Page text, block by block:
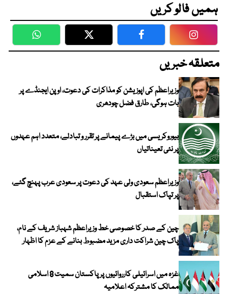
ہمیں فالو کریں
WhatsApp Twitter Facebook
متعلقہ خبریں
وزیراعظم کی اپوزیشن کو مذاکرات کی دعوت، اوپن ایجنڈے پر
بات ہوگی، طارق فضل چودھری
بیوروکریسی میں بڑے پیمانے پر تقرر و تبادلے، متعدد اہم عہدوں
پر نئی تعیناتیاں
وزیراعظم سعودی ولی عہد کی دعوت پر سعودی عرب پہنچ گئے،
پر تپاک استقبال
چین کے صدر کا خصوصی خط وزیراعظم شہباز شریف کے نام،
پاک چین شراکت داری مزید مضبوط بنانے کے عزم کا اظہار
غزہ میں اسرائیلی کارروائیوں پر پاکستان سمیت 8 اسلامی
ممالک کا مشترکہ اعلامیہ